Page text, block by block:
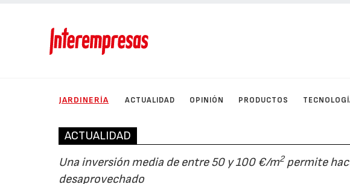
JARDINERÍA ACTUALIDAD OPINIÓN PRODUCTOS
ACTUALIDAD
Una inversión media de entre 50 y 100 €/m2permite
desaprovechado